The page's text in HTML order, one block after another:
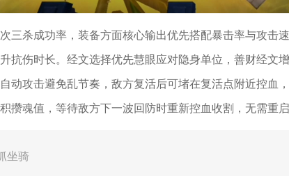
三杀成功率，装备方面核心输出优先搭配暴击率与攻击
抗伤时长。经文选择优先慧眼应对隐身单位，善财经文
动攻击避免乱节奏，敌方复活后可堵在复活点附近控血
攒魂值，等待敌方下一波回防时重新控血收割，无需重启
坐骑